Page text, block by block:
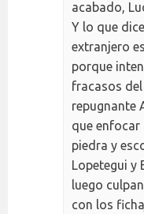
acabado,
Y lo que
extranjero
porque
fracasos
repugnante
que enfocar
piedra y
Lopetegui y
luego
con los